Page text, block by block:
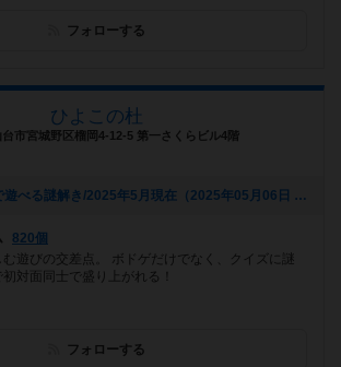
フォローする
ひよこの杜
台市宮城野区榴岡4-12-5 第一さくらビル4階
[NEW] ひよこの杜で遊べる謎解き/2025年5月現在（2025年05月06日 14時03分）
820個
遊びの交差点。 ボドゲだけでなく、クイズに謎
対面同士で盛り上がれる！
フォローする